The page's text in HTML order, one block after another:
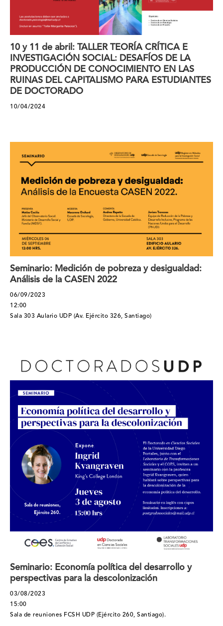
10 y 11 de abril: TALLER TEORÍA CRÍTICA E
INVESTIGACIÓN SOCIAL: DESAFÍOS DE LA
PRODUCCIÓN DE CONOCIMIENTO EN LAS
RUINAS DEL CAPITALISMO PARA ESTUDIANTES
DE DOCTORADO
10/04/2024
Seminario: Medición de pobreza y desigualdad:
Análisis de la CASEN 2022
06/09/2023
12:00
Sala 303 Aulario UDP (Av. Ejército 326, Santiago)
Seminario: Economía política del desarrollo y
perspectivas para la descolonización
03/08/2023
15:00
Sala de reuniones FCSH UDP (Ejército 260, Santiago).